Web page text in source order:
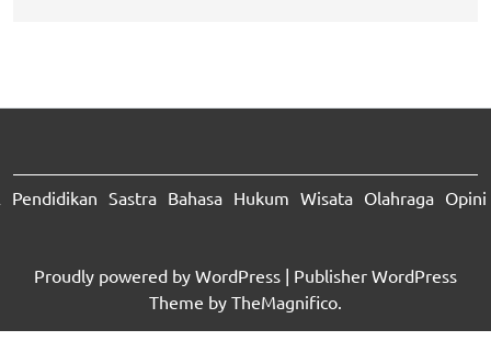
Pendidikan Sastra Bahasa Hukum Wisata Olahraga Opini
Proudly powered by WordPress | Publisher WordPress
Theme by TheMagnifico.